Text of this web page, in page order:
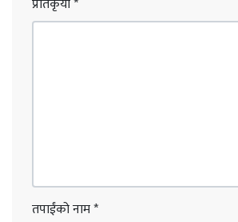
प्रतिकृया*
तपाईंको नाम*